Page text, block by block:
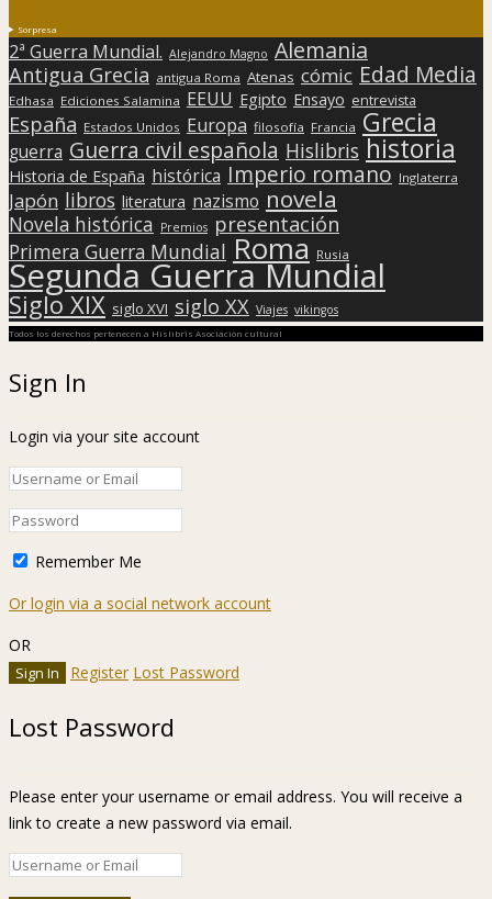
Sorpresa
2ª Guerra Mundial. Alejandro Magno Alemania
Antigua Grecia antigua Roma Atenas cómic Edad Media
Edhasa Ediciones Salamina EEUU Egipto Ensayo entrevista
España Estados Unidos Europa filosofía Francia Grecia
guerra Guerra civil española Hislibris historia
Historia de España histórica Imperio romano Inglaterra
Japón libros literatura nazismo novela
Novela histórica Premios presentación
Primera Guerra Mundial Roma Rusia
Segunda Guerra Mundial
Siglo XIX siglo XVI siglo XX Viajes vikingos
Todos los derechos pertenecen a Hislibris Asociación cultural
Sign In
Login via your site account
Remember Me
Or login via a social network account
OR
Register Lost Password
Lost Password
Please enter your username or email address. You will receive a
link to create a new password via email.